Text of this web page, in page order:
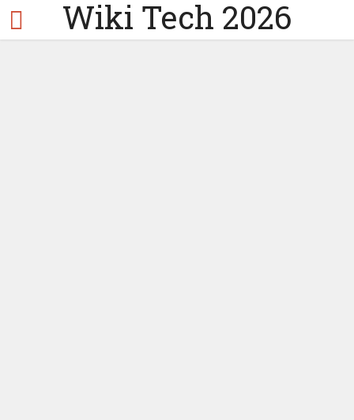
Wiki Tech 2026